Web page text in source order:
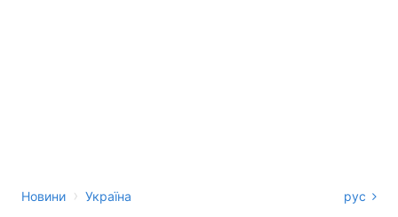
Новини › Україна рус